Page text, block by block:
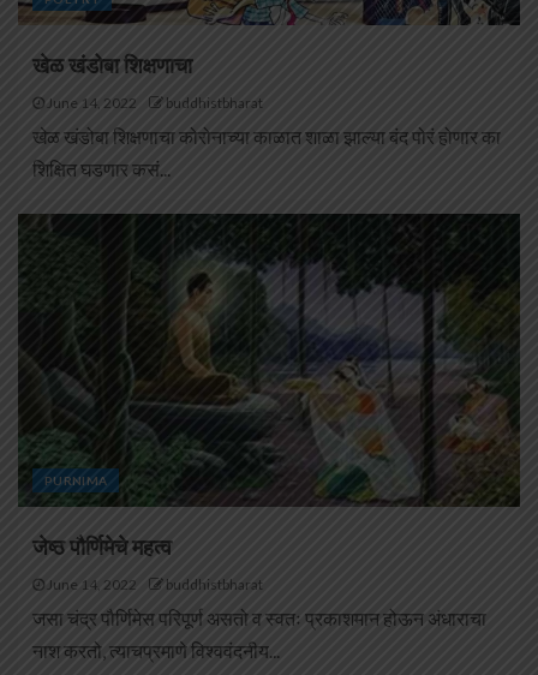
खेळ खंडोबा शिक्षणाचा
June 14, 2022 buddhistbharat
खेळ खंडोबा शिक्षणाचा कोरोनाच्या काळात शाळा झाल्या बंद पोरं होणार का
शिक्षित घडणार कसं...
PURNIMA
जेष्ठ पौर्णिमेचे महत्व
June 14, 2022 buddhistbharat
जसा चंद्र पौर्णिमेस परिपूर्ण असतो व स्वतः प्रकाशमान होऊन अंधाराचा
नाश करतो, त्याचप्रमाणे विश्ववंदनीय...